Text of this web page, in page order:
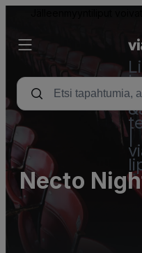
Necto
Lots